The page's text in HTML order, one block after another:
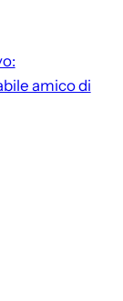
amico di